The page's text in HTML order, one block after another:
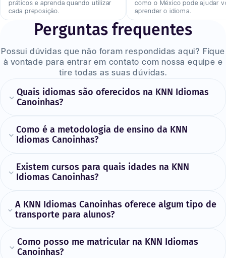
práticos e aprenda quando utilizar
cada preposição.
como o México pode ajudar
aprender o idioma.
Perguntas frequentes
Possui dúvidas que não foram respondidas aqui? Fique
à vontade para entrar em contato com nossa equipe e
tire todas as suas dúvidas.
Quais idiomas são oferecidos na KNN Idiomas
Canoinhas?
Como é a metodologia de ensino da KNN
Idiomas Canoinhas?
Existem cursos para quais idades na KNN
Idiomas Canoinhas?
A KNN Idiomas Canoinhas oferece algum tipo de
transporte para alunos?
Como posso me matricular na KNN Idiomas
Canoinhas?